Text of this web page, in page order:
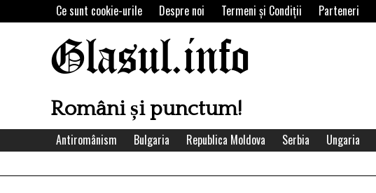
to
Ce sunt cookie-urile Despre noi Termeni şi Condiţii Parteneri
Glasul.info
Români și punctum!
Antiromânism Bulgaria Republica Moldova Serbia Ungaria